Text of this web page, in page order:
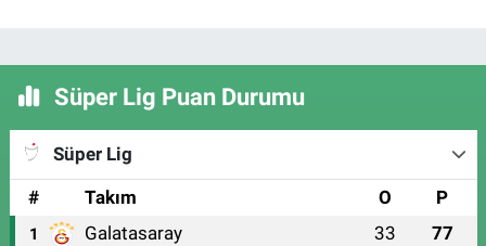
Süper Lig Puan Durumu
Süper Lig
#
Takım O P
1 Galatasaray 33 77